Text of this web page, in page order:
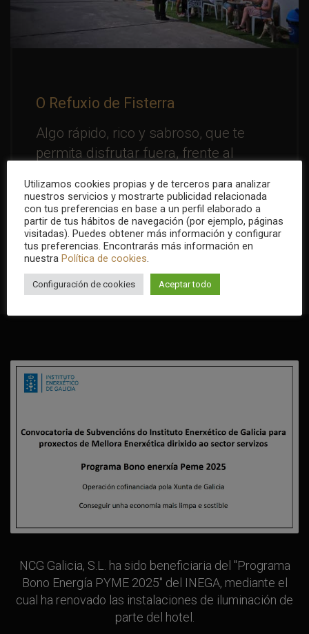
O Refuxio de Fisterra
Algo rápido, rico y sabroso, que te
permita disfrutar fuera, frente al
Anterior Siguiente
NCG Galicia, S.L. ha sido beneficiaria del "Programa
Bono Energía PYME 2025" del INEGA, mediante el
cual ha renovado las instalaciones de iluminación de
parte del hotel.
Utilizamos cookies propias y de terceros para analizar
nuestros servicios y mostrarte publicidad relacionada
con tus preferencias en base a un perfil elaborado a
partir de tus hábitos de navegación (por ejemplo, páginas
visitadas). Puedes obtener más información y configurar
tus preferencias. Encontrarás más información en
nuestra Política de cookies
Configuración de cookies Aceptar todo